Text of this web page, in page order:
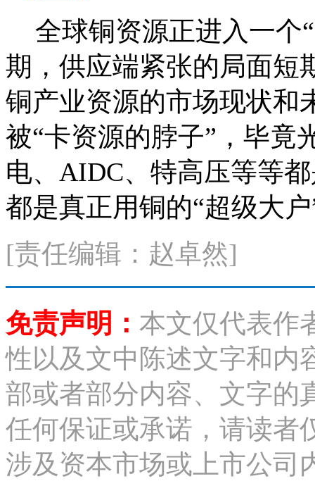
全球铜资源正进入一个
期，供应端紧张的局面短
铜产业资源的市场现状和
被“卡资源的脖子”，毕竟
电、AIDC、特高压等等
都是真正用铜的“超级大
[责任编辑：赵卓然]
免责声明： 本文仅代表作
性以及文中陈述文字和内
部或者部分内容、文字的
任何保证或承诺，请读者
涉及资本市场或上市公司